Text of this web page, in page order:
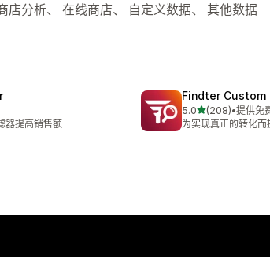
店分析、 在线商店、 自定义数据、 其他数据
器提高销售额
Findter Custom
5.0星（满分 5 星）
(208)
总共 208 条评论
•提供免
为实现真正的转化